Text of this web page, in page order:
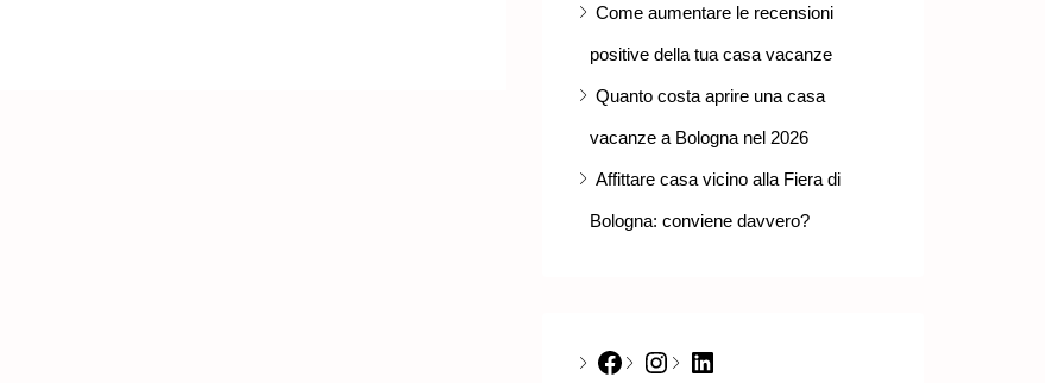
Come aumentare le recensioni
positive della tua casa vacanze
Quanto costa aprire una casa
vacanze a Bologna nel 2026
Affittare casa vicino alla Fiera di
Bologna: conviene davvero?
Facebook
Instagram
LinkedIn